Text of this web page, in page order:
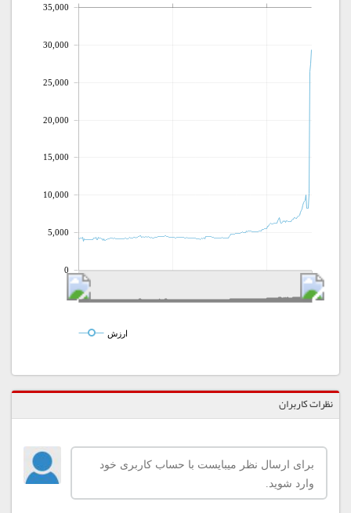
0
5,000
10,000
15,000
20,000
25,000
30,000
35,000
ارزش
نظرات کاربران